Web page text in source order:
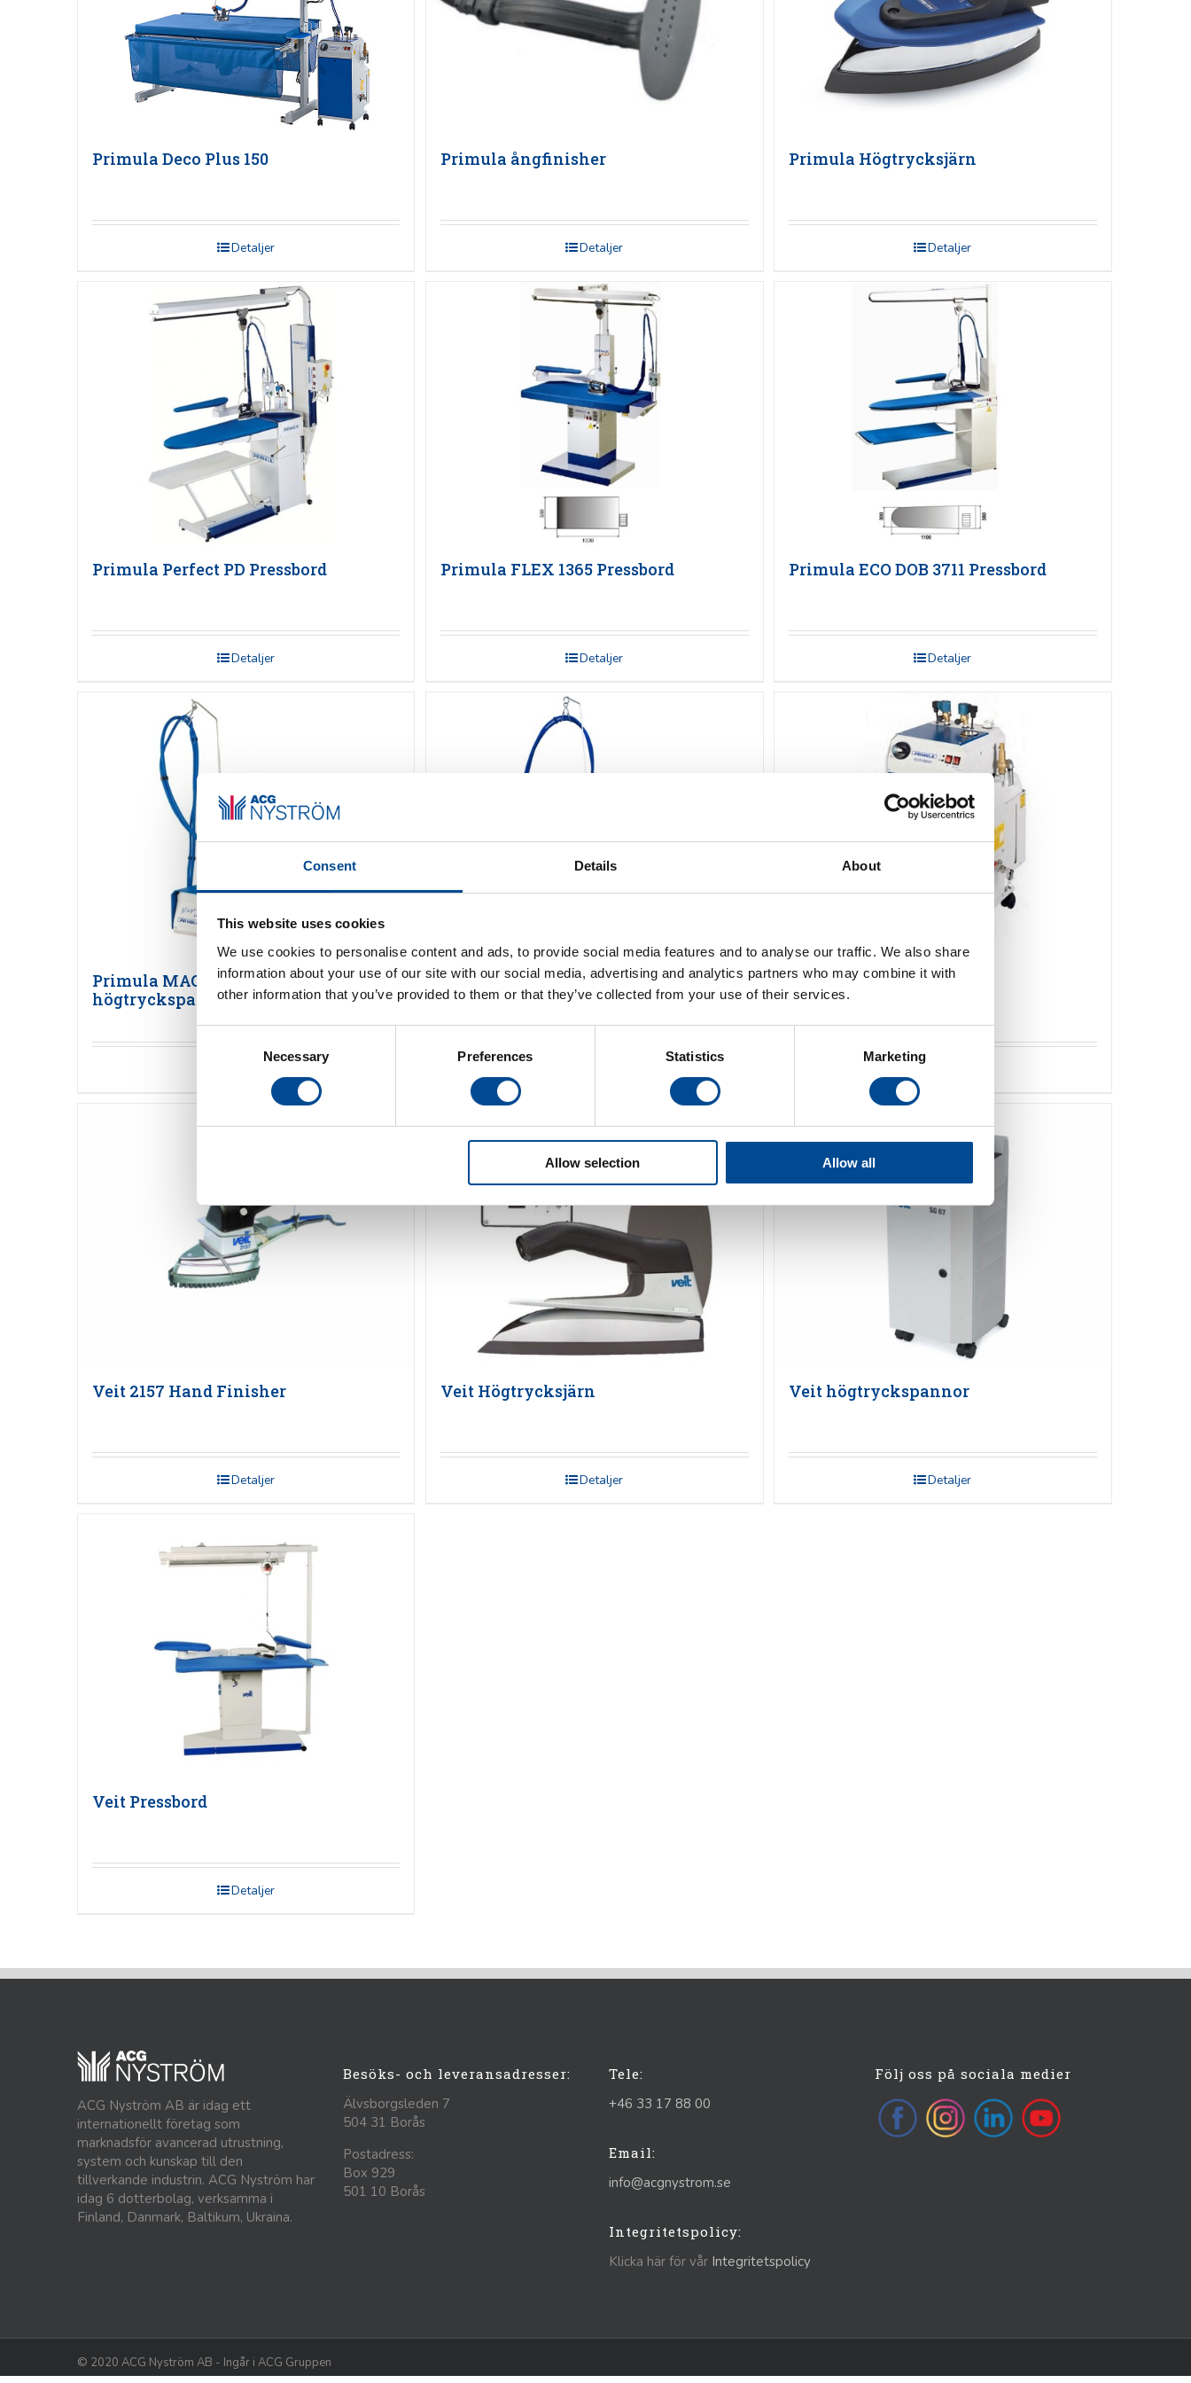
Consent Details About
This website uses cookies
We use cookies to personalise content and ads, to provide social media features and to analyse our traffic. We also share
information about your use of our site with our social media, advertising and analytics partners who may combine it with
other information that you’ve provided to them or that they’ve collected from your use of their services.
Necessary Preferences Statistics Marketing
Allow selection Allow all
Primula Deco Plus 150
Detaljer
Primula ångfinisher
Detaljer
Primula Högtrycksjärn
Detaljer
Primula Perfect PD Pressbord
Detaljer
Primula FLEX 1365 Pressbord
Detaljer
Primula ECO DOB 3711 Pressbord
Detaljer
Primula MAGIC INOX
högtryckspanna
Primula ATMOS högtryckspanna
Primula ECO VAPOR
högtryckspannor
Veit 2157 Hand Finisher
Detaljer
Veit Högtrycksjärn
Detaljer
Veit högtryckspannor
Detaljer
Veit Pressbord
Detaljer
ACG Nyström AB är idag ett
internationellt företag som
marknadsför avancerad utrustning,
system och kunskap till den
tillverkande industrin. ACG Nyström har
idag 6 dotterbolag, verksamma i
Finland, Danmark, Baltikum, Ukraina.
Besöks- och leveransadresser:
Älvsborgsleden 7
504 31 Borås
Postadress:
Box 929
501 10 Borås
Tele:
+46 33 17 88 00
Email:
info@acgnystrom.se
Integritetspolicy:
Klicka här för vår Integritetspolicy
Följ oss på sociala medier
© 2020 ACG Nyström AB - Ingår i ACG Gruppen